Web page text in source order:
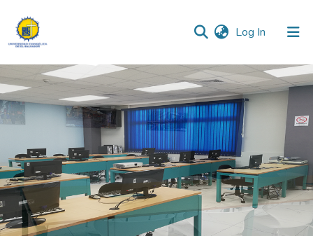
Log In (current)
Communities & Collections
All of DSpace